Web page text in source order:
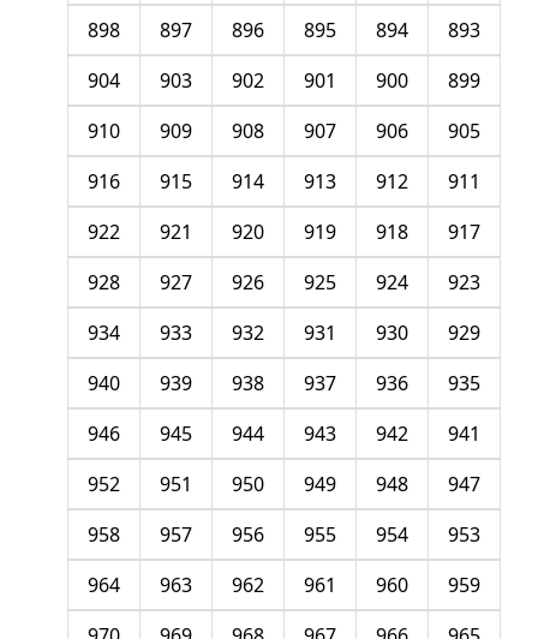
893
894
895
896
897
898
899
900
901
902
903
904
905
906
907
908
909
910
911
912
913
914
915
916
917
918
919
920
921
922
923
924
925
926
927
928
929
930
931
932
933
934
935
936
937
938
939
940
941
942
943
944
945
946
947
948
949
950
951
952
953
954
955
956
957
958
959
960
961
962
963
964